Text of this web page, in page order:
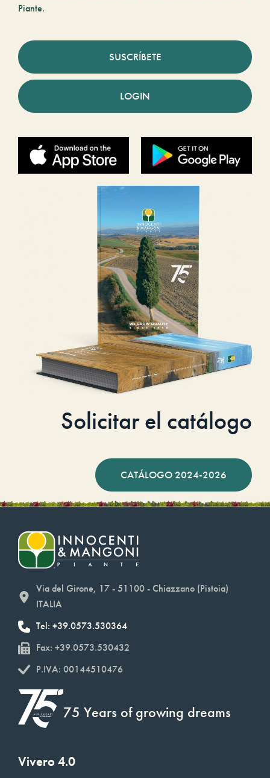
Piante.
SUSCRÍBETE
LOGIN
Solicitar el catálogo
CATÁLOGO 2024-2026
Via del Girone, 17 - 51100 - Chiazzano (Pistoia)
ITALIA
Tel: +39.0573.530364
Fax: +39.0573.530432
P.IVA: 00144510476
75 Years of growing dreams
Vivero 4.0